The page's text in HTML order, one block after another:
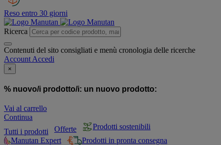
Reso entro 30 giorni
Ricerca
Contenuti del sito consigliati e menù cronologia delle ricerche
Account Accedi
×
% nuovo/i prodotto/i: un nuovo prodotto:
Vai al carrello
Continua
Tutti i prodotti
Offerte
Prodotti sostenibili
Manutan Expert
Prodotti in pronta consegna